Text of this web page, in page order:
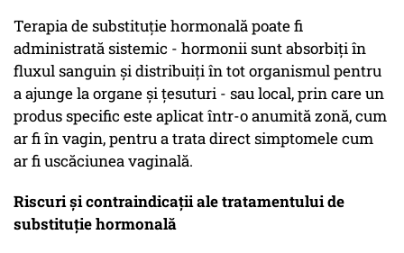
Terapia de substituție hormonală poate fi
administrată sistemic - hormonii sunt absorbiți în
fluxul sanguin și distribuiți în tot organismul pentru
a ajunge la organe și țesuturi - sau local, prin care un
produs specific este aplicat într-o anumită zonă, cum
ar fi în vagin, pentru a trata direct simptomele cum
ar fi uscăciunea vaginală.
Riscuri și contraindicații ale tratamentului de
substituție hormonală